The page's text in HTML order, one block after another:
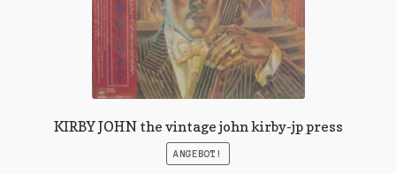
KIRBY JOHN the vintage john kirby-jp press
ANGEBOT!